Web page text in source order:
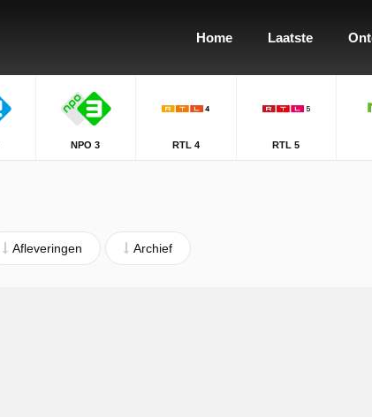
Home Laatste
NPO 3 RTL 4 RTL 5
Afleveringen Archief